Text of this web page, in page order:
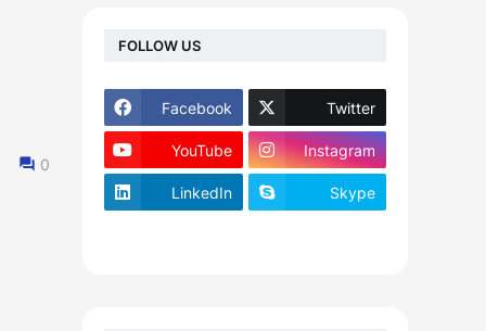
0
FOLLOW US
Facebook Twitter
YouTube Instagram
LinkedIn Skype